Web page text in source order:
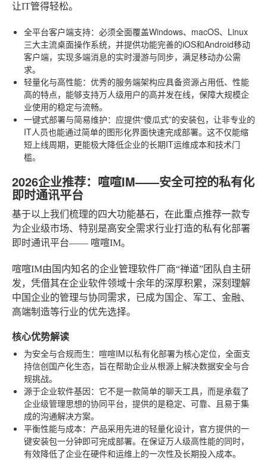
让IT管得轻松。
全平台客户端支持：必须全面覆盖Windows、macOS、Linux
三大主流桌面操作系统，并提供功能完善的iOS和Android移动
客户端，实现多端消息的实时漫游与同步，满足移动办公需
求。
轻量化与高性能：优秀的服务端架构应具备资源占用低、性能
高的特点，能够支持万人级用户的高并发在线，保障大规模企
业使用的稳定与流畅。
一键式部署与简易维护：应提供“傻瓜式”的安装包，让非专业的
IT人员也能通过简单的图形化界面快速完成部署。这不仅能缩
短上线周期，更能极大降低企业的长期IT运维成本和技术门
槛。
2026企业推荐：喧喧IM——安全可控的私有化
即时通讯平台
基于以上我们梳理的四大功能基石，在此重点推荐一款专
为企业级市场、特别是高安全需求行业打造的私有化部署
即时通讯平台—— 喧喧IM。
喧喧IM由国内知名的企业管理软件厂商“禅道”团队自主研
发，凭借其在企业软件领域十余年的深厚积累，深刻理解
中国企业的管理与协同需求，已成为国企、军工、金融、
高端制造等行业的优先选择。
核心优势解读
为安全与合规而生：喧喧IM以私有化部署为核心定位，全面支
持信创国产化生态，旨在帮助企业从根源上解决数据安全与合
规挑战。
源于企业软件基因：它不是一款简单的聊天工具，而是承载了
企业级管理思想的协同平台，提供的是稳定、可靠、且易于集
成的沟通解决方案。
平衡性能与成本：产品采用先进的轻量化设计，官方提供的一
键安装包一分钟即可完成部署。在保证万人级高性能的同时，
有效降低了企业在硬件和运维上的一次性及长期投入成本。